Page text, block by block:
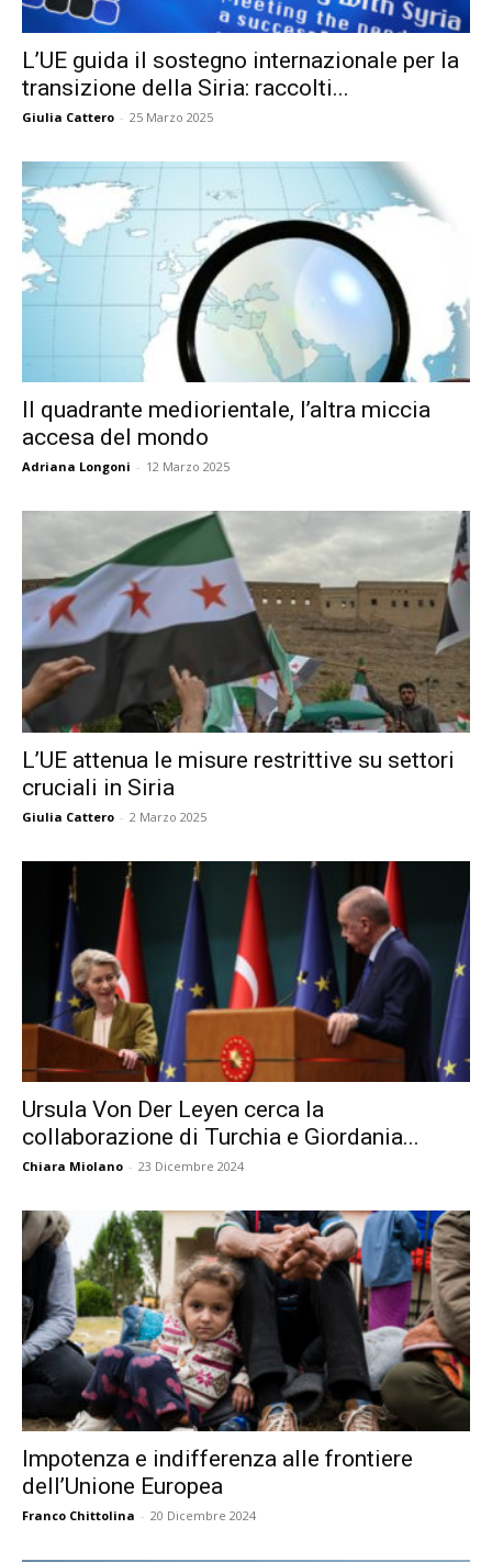
L’UE guida il sostegno internazionale per la
transizione della Siria: raccolti...
Giulia Cattero - 25 Marzo 2025
Il quadrante mediorientale, l’altra miccia
accesa del mondo
Adriana Longoni - 12 Marzo 2025
L’UE attenua le misure restrittive su settori
cruciali in Siria
Giulia Cattero - 2 Marzo 2025
Ursula Von Der Leyen cerca la
collaborazione di Turchia e Giordania...
Chiara Miolano - 23 Dicembre 2024
Impotenza e indifferenza alle frontiere
dell’Unione Europea
Franco Chittolina - 20 Dicembre 2024